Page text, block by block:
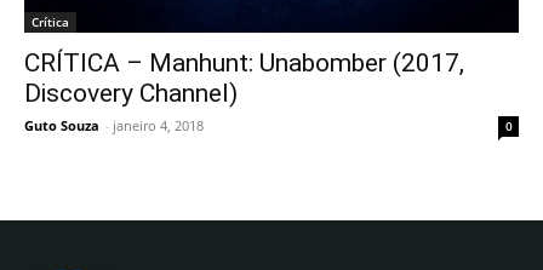
Crítica
CRÍTICA – Manhunt: Unabomber (2017,
Discovery Channel)
Guto Souza - janeiro 4, 2018 0